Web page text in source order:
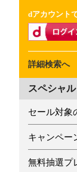
dアカウント
詳細検索へ
スペシャ
セール対象
キャンペー
無料抽選プ